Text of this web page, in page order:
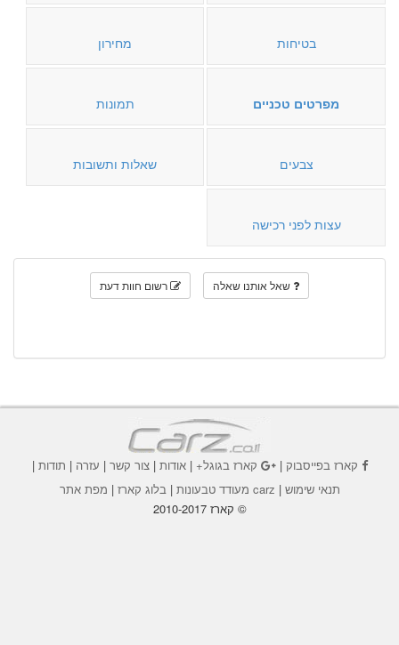
בטיחות מחירון
מפרטים טכניים תמונות
צבעים שאלות ותשובות
עצות לפני רכישה
שאל אותנו שאלה רשום חוות דעת
קארז בפייסבוק| קארז בגוגל+|אודות |צור קשר | עזרה | תודות |
תנאי שימוש | carz מעודד טבעונות | בלוג קארז | מפת אתר
© קארז 2010-2017